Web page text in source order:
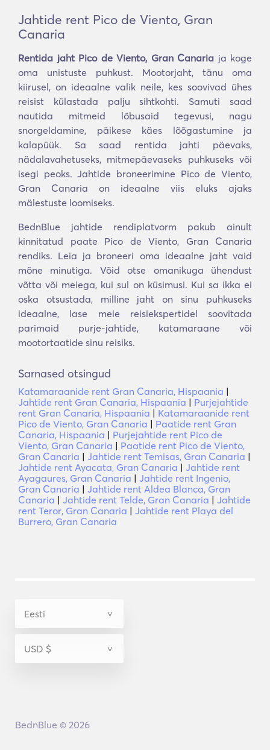
Jahtide rent Pico de Viento, Gran
Canaria
Rentida jaht Pico de Viento, Gran Canaria ja koge
oma unistuste puhkust. Mootorjaht, tänu oma
kiirusel, on ideaalne valik neile, kes soovivad ühes
reisist külastada palju sihtkohti. Samuti saad
nautida mitmeid lõbusaid tegevusi, nagu
snorgeldamine, päikese käes lõõgastumine ja
kalapüük. Sa saad rentida jahti päevaks,
nädalavahetuseks, mitmepäevaseks puhkuseks või
isegi peoks. Jahtide broneerimine Pico de Viento,
Gran Canaria on ideaalne viis eluks ajaks
mälestuste loomiseks.
BednBlue jahtide rendiplatvorm pakub ainult
kinnitatud paate Pico de Viento, Gran Canaria
rendiks. Leia ja broneeri oma ideaalne jaht vaid
mõne minutiga. Võid otse omanikuga ühendust
võtta või meiega, kui sul on küsimusi. Kui sa ikka ei
oska otsustada, milline jaht on sinu puhkuseks
ideaalne, lase meie reisiekspertidel soovitada
parimaid purje-jahtide, katamaraane või
mootortaatide sinu reisiks.
Sarnased otsingud
Katamaraanide rent Gran Canaria, Hispaania |
Jahtide rent Gran Canaria, Hispaania | Purjejahtide
rent Gran Canaria, Hispaania | Katamaraanide rent
Pico de Viento, Gran Canaria | Paatide rent Gran
Canaria, Hispaania | Purjejahtide rent Pico de
Viento, Gran Canaria | Paatide rent Pico de Viento,
Gran Canaria | Jahtide rent Temisas, Gran Canaria |
Jahtide rent Ayacata, Gran Canaria | Jahtide rent
Ayagaures, Gran Canaria | Jahtide rent Ingenio,
Gran Canaria | Jahtide rent Aldea Blanca, Gran
Canaria | Jahtide rent Telde, Gran Canaria | Jahtide
rent Teror, Gran Canaria | Jahtide rent Playa del
Burrero, Gran Canaria
BednBlue © 2026